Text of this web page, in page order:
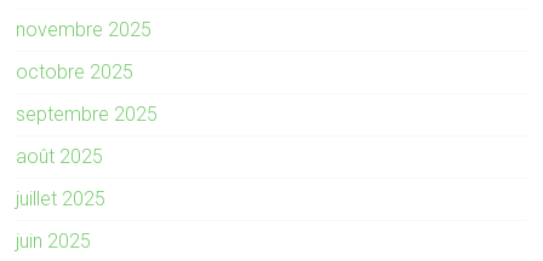
novembre 2025
octobre 2025
septembre 2025
août 2025
juillet 2025
juin 2025